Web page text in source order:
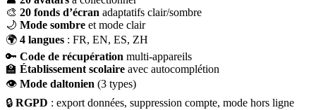
🎨 20 fonds d’écran adaptatifs clair/sombre
🌙 Mode sombre et mode clair
🌍 4 langues : FR, EN, ES, ZH
🔑 Code de récupération multi-appareils
🏫 Établissement scolaire avec autocomplétion
👁 Mode daltonien (3 types)
🔒 RGPD : export données, suppression compte, mode hors ligne